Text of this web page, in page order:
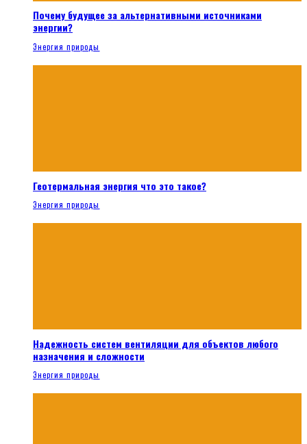
Почему будущее за альтернативными источниками
энергии?
Энергия природы
Геотермальная энергия что это такое?
Энергия природы
Надежность систем вентиляции для объектов любого
назначения и сложности
Энергия природы